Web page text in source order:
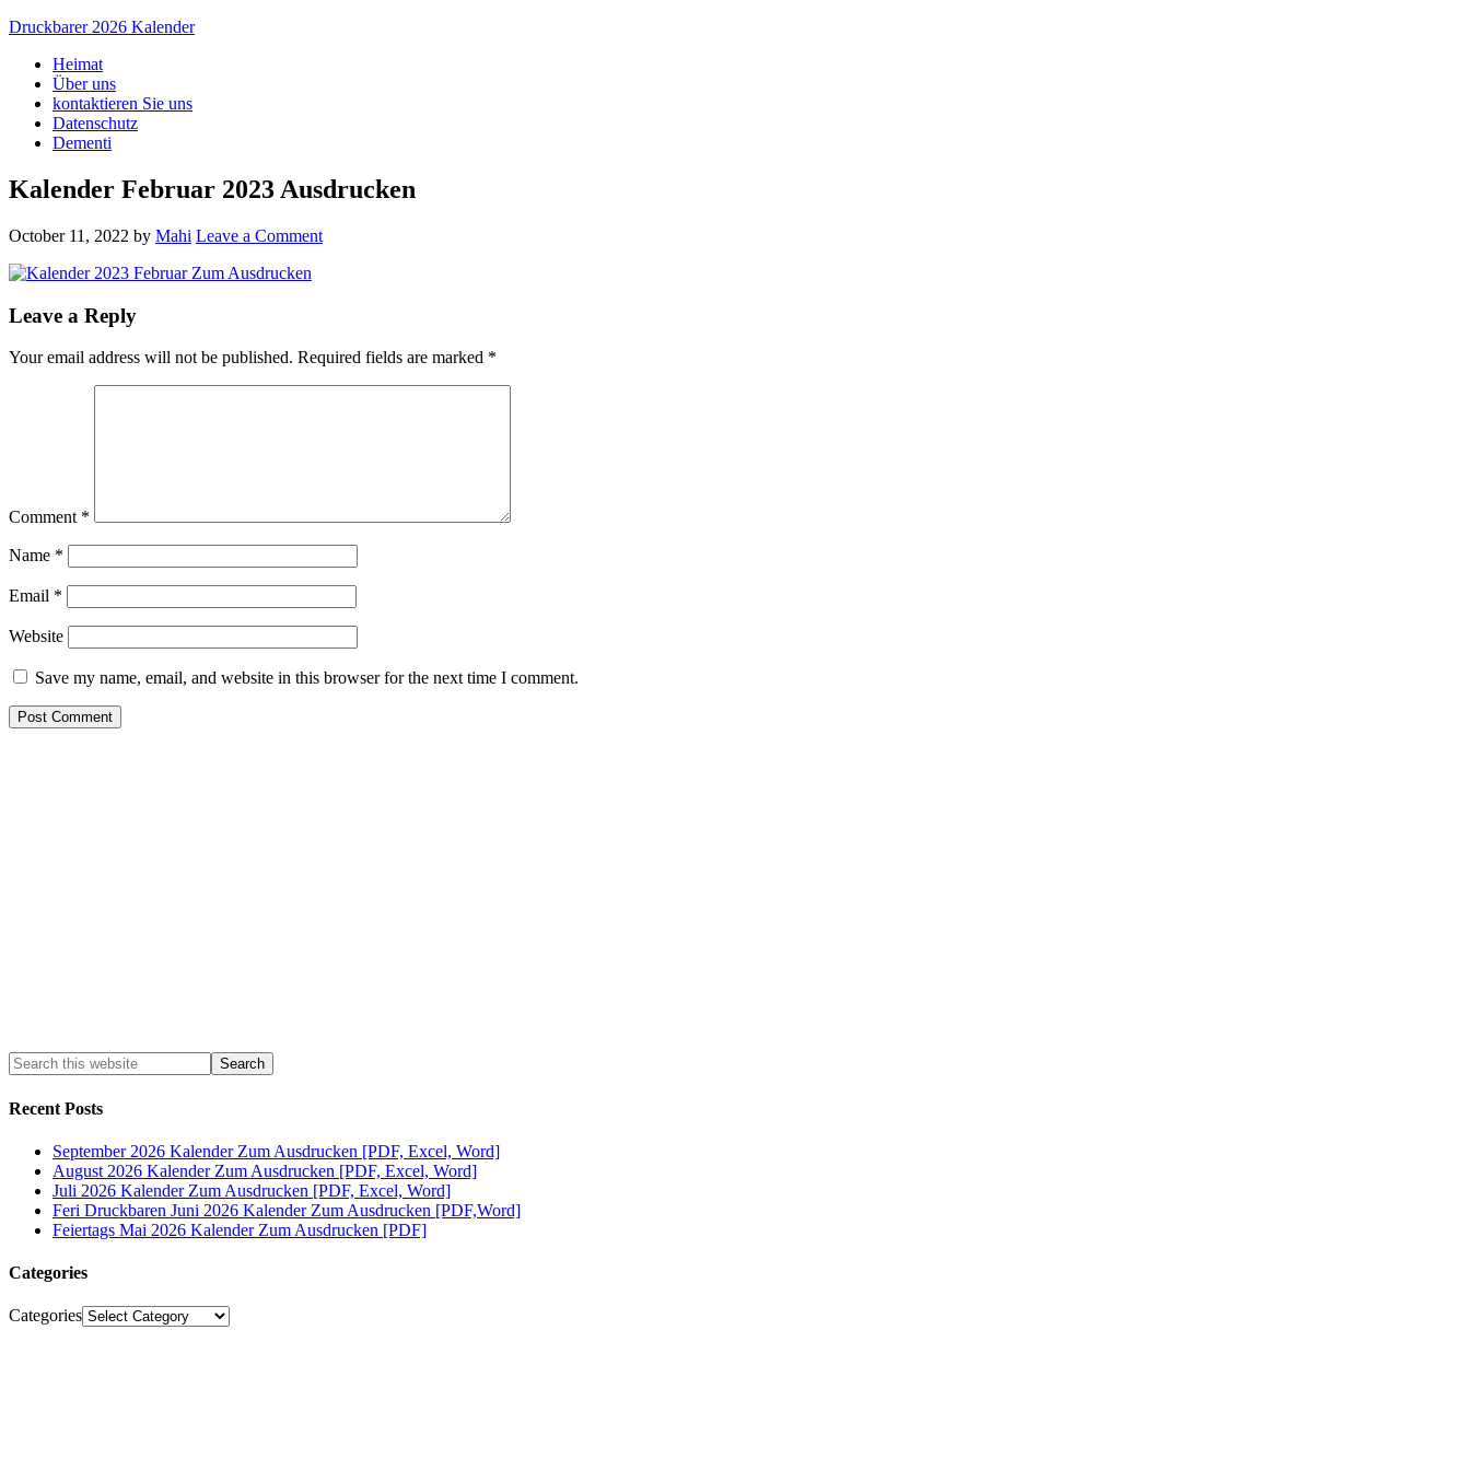
Druckbarer 2026 Kalender
Heimat
Über uns
kontaktieren Sie uns
Datenschutz
Dementi
Kalender Februar 2023 Ausdrucken
October 11, 2022 by Mahi Leave a Comment
Leave a Reply
Your email address will not be published. Required fields are marked *
Comment *
Name *
Email *
Website
Save my name, email, and website in this browser for the next time I comment.
Recent Posts
September 2026 Kalender Zum Ausdrucken [PDF, Excel, Word]
August 2026 Kalender Zum Ausdrucken [PDF, Excel, Word]
Juli 2026 Kalender Zum Ausdrucken [PDF, Excel, Word]
Feri Druckbaren Juni 2026 Kalender Zum Ausdrucken [PDF,Word]
Feiertags Mai 2026 Kalender Zum Ausdrucken [PDF]
Categories
Categories